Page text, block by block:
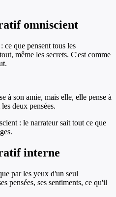
omniscient
ce que pensent tous les
même les secrets. C'est comme
à son amie, mais elle, elle pense à
deux pensées.
: le narrateur sait tout ce que
interne
par les yeux d'un seul
pensées, ses sentiments, ce qu'il